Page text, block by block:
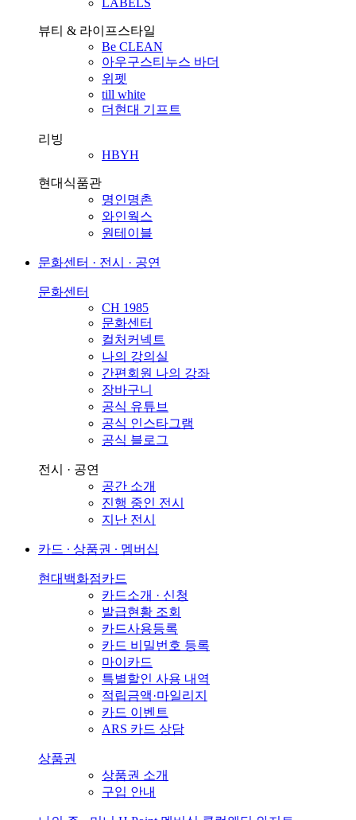
LABELS
뷰티 & 라이프스타일
Be CLEAN
아우구스티누스 바더
위펫
till white
더현대 기프트
리빙
HBYH
현대식품관
명인명촌
와인웍스
원테이블
문화센터 · 전시 · 공연
문화센터
CH 1985
문화센터
컬처커넥트
나의 강의실
간편회원 나의 강좌
장바구니
공식 유튜브
공식 인스타그램
공식 블로그
전시 · 공연
공간 소개
진행 중인 전시
지난 전시
카드 ∙ 상품권 ∙ 멤버십
현대백화점카드
카드소개 · 신청
발급현황 조회
카드사용등록
카드 비밀번호 등록
마이카드
특별할인 사용 내역
적립금액·마일리지
카드 이벤트
ARS 카드 상담
상품권
상품권 소개
구입 안내